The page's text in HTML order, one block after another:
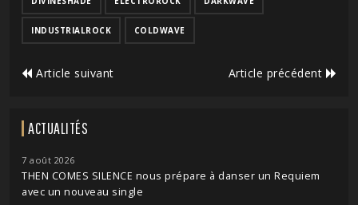
INDUSTRIALROCK COLDWAVE
Article suivant Article précédent
ACTUALITÉS
7 août 2026
THEN COMES SILENCE nous prépare à danser un Requiem
avec un nouveau single